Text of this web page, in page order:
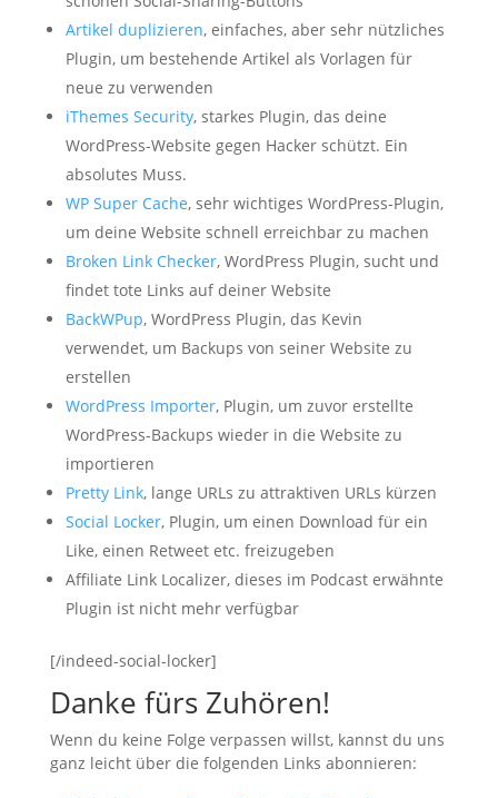
Artikel duplizieren, einfaches, aber sehr nützliches
Plugin, um bestehende Artikel als Vorlagen für
neue zu verwenden
iThemes Security, starkes Plugin, das deine
WordPress-Website gegen Hacker schützt. Ein
absolutes Muss.
WP Super Cache, sehr wichtiges WordPress-Plugin,
um deine Website schnell erreichbar zu machen
Broken Link Checker, WordPress Plugin, sucht und
findet tote Links auf deiner Website
BackWPup, WordPress Plugin, das Kevin
verwendet, um Backups von seiner Website zu
erstellen
WordPress Importer, Plugin, um zuvor erstellte
WordPress-Backups wieder in die Website zu
importieren
Pretty Link, lange URLs zu attraktiven URLs kürzen
Social Locker, Plugin, um einen Download für ein
Like, einen Retweet etc. freizugeben
Affiliate Link Localizer, dieses im Podcast erwähnte
Plugin ist nicht mehr verfügbar
[/indeed-social-locker]
Danke fürs Zuhören!
Wenn du keine Folge verpassen willst, kannst du uns
ganz leicht über die folgenden Links abonnieren: